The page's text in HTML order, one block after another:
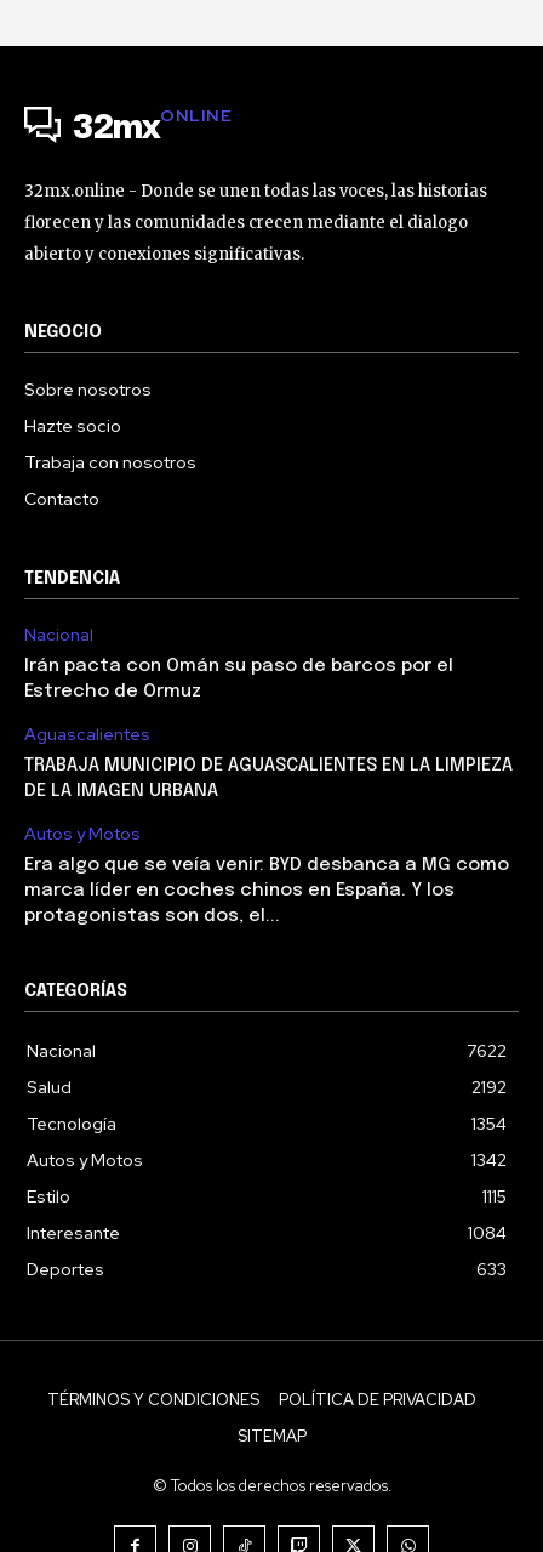
32mxONLINE
32mx.online - Donde se unen todas las voces, las historias
florecen y las comunidades crecen mediante el dialogo
abierto y conexiones significativas.
NEGOCIO
Sobre nosotros
Hazte socio
Trabaja con nosotros
Contacto
TENDENCIA
Nacional
Irán pacta con Omán su paso de barcos por el
Estrecho de Ormuz
Aguascalientes
TRABAJA MUNICIPIO DE AGUASCALIENTES EN LA LIMPIEZA
DE LA IMAGEN URBANA
Autos y Motos
Era algo que se veía venir: BYD desbanca a MG como
marca líder en coches chinos en España. Y los
protagonistas son dos, el...
CATEGORÍAS
Nacional
7622
Salud
2192
Tecnología
1354
Autos y Motos
1342
Estilo
1115
Interesante
1084
Deportes
633
TÉRMINOS Y CONDICIONES
POLÍTICA DE PRIVACIDAD
SITEMAP
© Todos los derechos reservados.